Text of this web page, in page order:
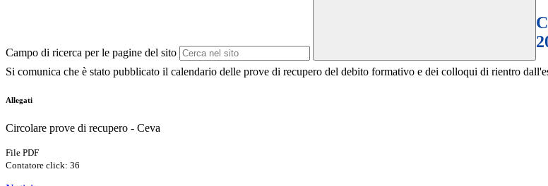
Campo di ricerca per le pagine del sito
Si comunica che è stato pubblicato il calendario delle prove di recupero del debito formativo e dei colloqui di rientro
Allegati
Circolare prove di recupero - Ceva
File PDF
Contatore click: 36